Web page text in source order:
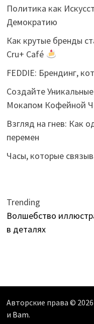
Политика как
Демократию
Как крутые бренды
Cru+ Café
FEDDIE: Брендинг,
Создайте
Мокапом Кофейной
Взгляд на гнев: Как
перемен
Часы, которые
Trending
Волшебство
в деталях
Авторские права © 2026
и Bam.